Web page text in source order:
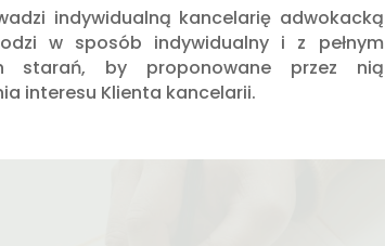
indywidualną kancelarię adwokacką
w sposób indywidualny i z pełnym
starań, by proponowane przez nią
interesu Klienta kancelarii.